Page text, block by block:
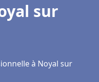
sur
à Noyal sur